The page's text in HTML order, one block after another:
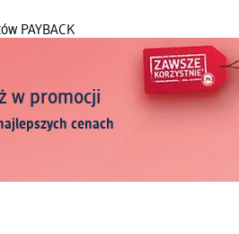
PAYBACK
w promocji
cenach